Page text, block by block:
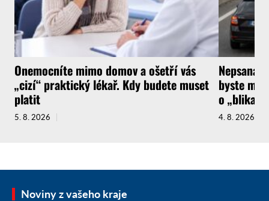
Onemocníte mimo domov a ošetří vás
„cizí“ praktický lékař. Kdy budete muset
platit
5. 8. 2026
Nepsaná
byste
o
4. 8. 2026
Noviny z vašeho kraje